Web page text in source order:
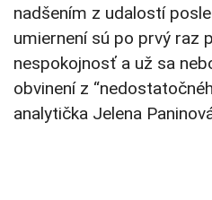
nadšením z udalostí
umiernení sú po prvý raz
nespokojnosť a už sa
obvinení z
analytička Jelena